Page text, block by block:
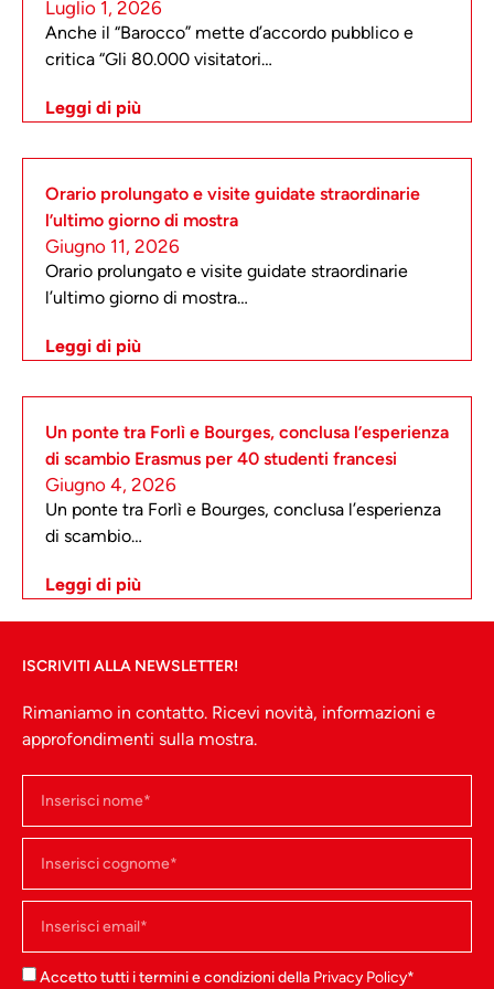
Luglio 1, 2026
Anche il “Barocco” mette d’accordo pubblico e
critica “Gli 80.000 visitatori…
Leggi di più
Orario prolungato e visite guidate straordinarie
l’ultimo giorno di mostra
Giugno 11, 2026
Orario prolungato e visite guidate straordinarie
l’ultimo giorno di mostra…
Leggi di più
Un ponte tra Forlì e Bourges, conclusa l’esperienza
di scambio Erasmus per 40 studenti francesi
Giugno 4, 2026
Un ponte tra Forlì e Bourges, conclusa l’esperienza
di scambio…
Leggi di più
ISCRIVITI ALLA NEWSLETTER!
Rimaniamo in contatto. Ricevi novità, informazioni e
approfondimenti sulla mostra.
Accetto tutti i termini e condizioni della Privacy Policy*